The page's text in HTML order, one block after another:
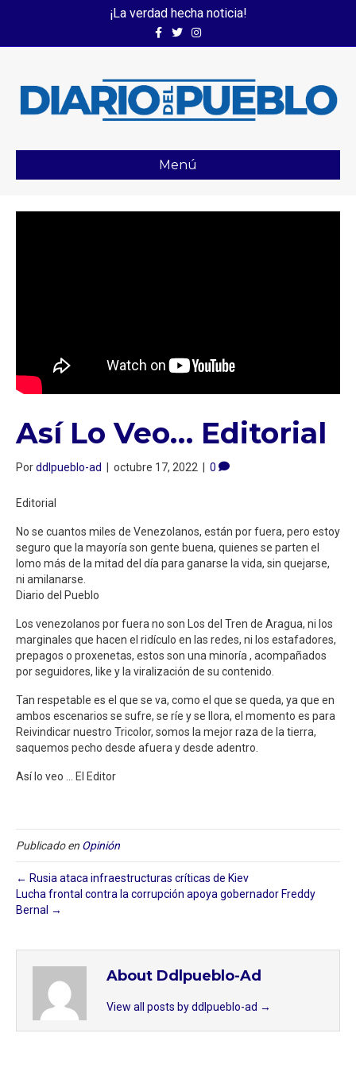
¡La verdad hecha noticia!
FacebookTwitterInstagram
Menú
Así Lo Veo… Editorial
Porddlpueblo-ad octubre 17, 2022 0
Editorial
No se cuantos miles de Venezolanos, están por fuera, pero estoy
seguro que la mayoría son gente buena, quienes se parten el
lomo más de la mitad del día para ganarse la vida, sin quejarse,
ni amilanarse.
Diario del Pueblo
Los venezolanos por fuera no son Los del Tren de Aragua, ni los
marginales que hacen el ridículo en las redes, ni los estafadores,
prepagos o proxenetas, estos son una minoría , acompañados
por seguidores, like y la viralización de su contenido.
Tan respetable es el que se va, como el que se queda, ya que en
ambos escenarios se sufre, se ríe y se llora, el momento es para
Reivindicar nuestro Tricolor, somos la mejor raza de la tierra,
saquemos pecho desde afuera y desde adentro.
Así lo veo … El Editor
Publicado en Opinión
← Rusia ataca infraestructuras críticas de Kiev
Lucha frontal contra la corrupción apoya gobernador Freddy
Bernal →
About Ddlpueblo-Ad
View all posts by ddlpueblo-ad →